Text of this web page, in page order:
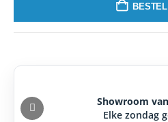
Showroom
Elke zondag